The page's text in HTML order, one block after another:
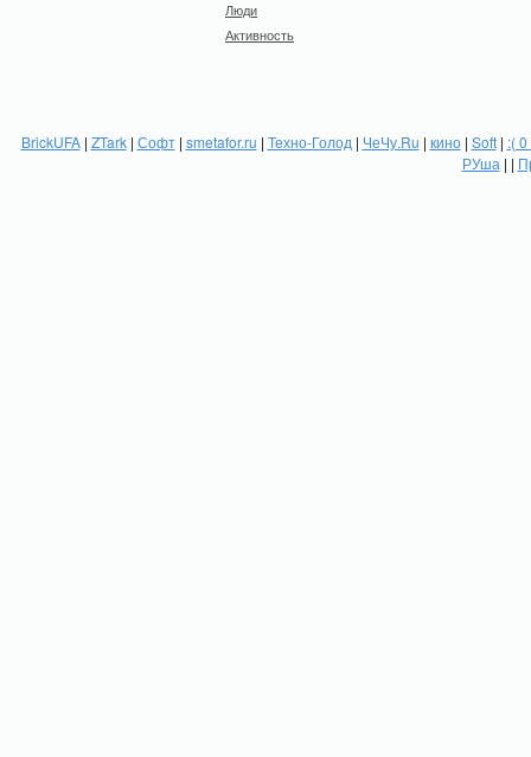
Люди
Активность
BrickUFA| ZTark| Софт| smetafor.ru | Техно-Голод | ЧеЧу.Ru | кино| Soft| :(
РУша | |